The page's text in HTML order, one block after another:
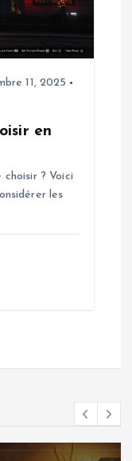
11, 2025
en
choisir ? Voici
les